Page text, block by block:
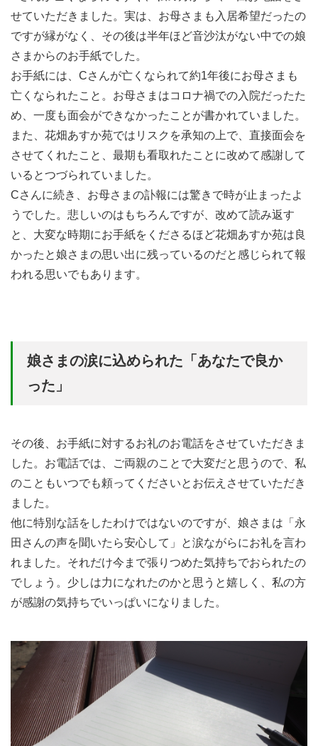
せていただきました。実は、お母さまも入居希望だったの
ですが縁がなく、その後は半年ほど音沙汰がない中での娘
さまからのお手紙でした。
お手紙には、Cさんが亡くなられて約1年後にお母さまも
亡くなられたこと。お母さまはコロナ禍での入院だったた
め、一度も面会ができなかったことが書かれていました。
また、花畑あすか苑ではリスクを承知の上で、直接面会を
させてくれたこと、最期も看取れたことに改めて感謝して
いるとつづられていました。
Cさんに続き、お母さまの訃報には驚きで時が止まったよ
うでした。悲しいのはもちろんですが、改めて読み返す
と、大変な時期にお手紙をくださるほど花畑あすか苑は良
かったと娘さまの思い出に残っているのだと感じられて報
われる思いでもあります。
娘さまの涙に込められた「あなたで良か
った」
その後、お手紙に対するお礼のお電話をさせていただきま
した。お電話では、ご両親のことで大変だと思うので、私
のこともいつでも頼ってくださいとお伝えさせていただき
ました。
他に特別な話をしたわけではないのですが、娘さまは「永
田さんの声を聞いたら安心して」と涙ながらにお礼を言わ
れました。それだけ今まで張りつめた気持ちでおられたの
でしょう。少しは力になれたのかと思うと嬉しく、私の方
が感謝の気持ちでいっぱいになりました。